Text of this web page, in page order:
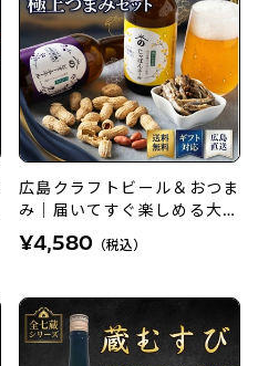
広島クラフトビール＆おつま
み｜届いてすぐ楽しめる大人
のペアリングギフト
¥4,580 （税込）